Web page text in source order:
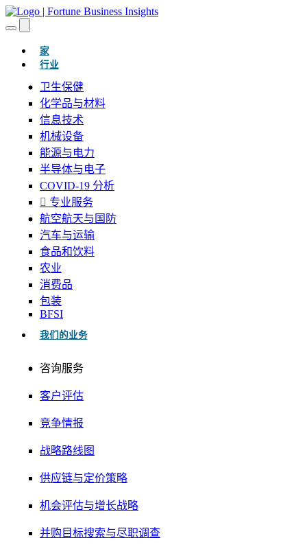
家(当前的)
行业
卫生保健
化学品与材料
信息技术
机械设备
能源与电力
半导体与电子
COVID-19 分析
专业服务
航空航天与国防
汽车与运输
食品和饮料
农业
消费品
包装
BFSI
我们的业务
咨询服务
客户评估
竞争情报
战略路线图
供应链与定价策略
机会评估与增长战略
并购目标搜索与尽职调查